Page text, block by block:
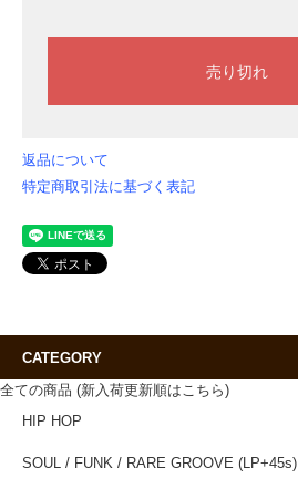
返品について
特定商取引法に基づく表記
CATEGORY
全ての商品 (新入荷更新順はこちら)
HIP HOP
SOUL / FUNK / RARE GROOVE (LP+45s)